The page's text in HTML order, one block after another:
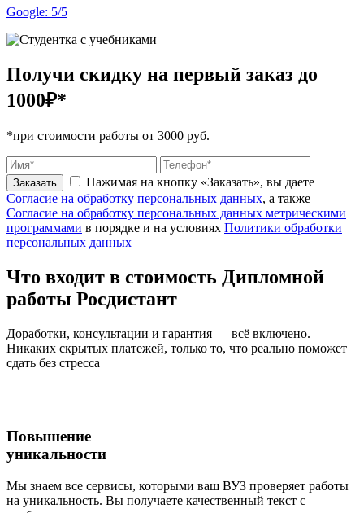
Google: 5/5
Получи скидку на первый заказ до
1000₽*
*при стоимости работы от 3000 руб.
Заказать
Нажимая на кнопку «Заказать», вы даете
Согласие на обработку персональных данных, а также
Согласие на обработку персональных данных метрическими
программами в порядке и на условиях Политики обработки
персональных данных
Что входит в стоимость Дипломной
работы Росдистант
Доработки, консультации и гарантия — всё включено.
Никаких скрытых платежей, только то, что реально поможет
сдать без стресса
Повышение
уникальности
Мы знаем все сервисы, которыми ваш ВУЗ проверяет работы
на уникальность. Вы получаете качественный текст с